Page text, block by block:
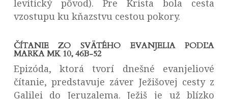
levitický pôvod). Pre Krista bola cesta
vzostupu ku kňazstvu cestou pokory.
ČÍTANIE ZO SVÄTÉHO EVANJELIA PODĽA
MARKA MK 10, 46B-52
Epizóda, ktorá tvorí dnešné evanjeliové
čítanie, predstavuje záver Ježišovej cesty z
Galilei do Jeruzalema. Ježiš je už blízko